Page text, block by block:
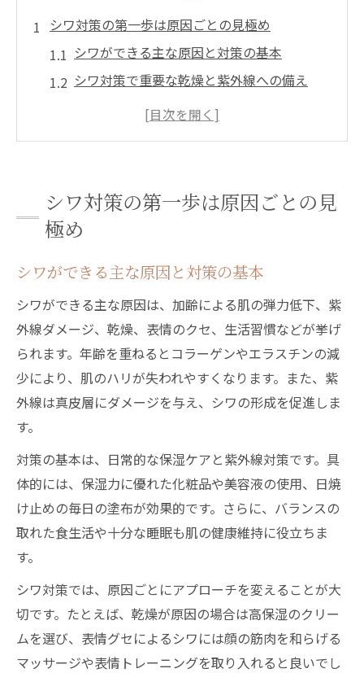
シワ対策の第一歩は原因ごとの見極め
シワができる主な原因と対策の基本
シワ対策で重要な乾燥と紫外線への備え
シワが多い人と少ない人の違いとは
年齢別に違うシワの現れ方とケア方法
20代のシワ対策と早期予防のポイント
年齢によるシワの変化とケアの違いを解説
年代別シワ対策で理想の肌を目指すコツ
シワ対策スキンケアは世代ごとに選び方が
変わる
若い世代のためのシワ対策実践ポイント
20代から始めるシワ対策の重要性
若年層におすすめのシワ対策スキンケア法
シワ対策で注目の成分と使用ポイント
シワ対策クリームは早めの導入がカギ
シワ対策は男性も早めが効果的な理由
メンズ向けシワ対策化粧水の活用法
生活習慣から実践する男性のシワ対策
シワ対策の第一歩は原因ごとの見
極め
シワができる主な原因と対策の基本
シワができる主な原因は、加齢による肌の弾力低下、紫
外線ダメージ、乾燥、表情のクセ、生活習慣などが挙げ
られます。年齢を重ねるとコラーゲンやエラスチンの減
少により、肌のハリが失われやすくなります。また、紫
外線は真皮層にダメージを与え、シワの形成を促進しま
す。
対策の基本は、日常的な保湿ケアと紫外線対策です。具
体的には、保湿力に優れた化粧品や美容液の使用、日焼
け止めの毎日の塗布が効果的です。さらに、バランスの
取れた食生活や十分な睡眠も肌の健康維持に役立ちま
す。
シワ対策では、原因ごとにアプローチを変えることが大
切です。たとえば、乾燥が原因の場合は高保湿のクリー
ムを選び、表情グセによるシワには顔の筋肉を和らげる
マッサージや表情トレーニングを取り入れると良いでし